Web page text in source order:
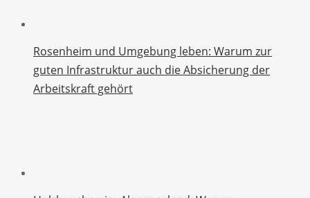
Rosenheim und Umgebung leben: Warum zur
guten Infrastruktur auch die Absicherung der
Arbeitskraft gehört